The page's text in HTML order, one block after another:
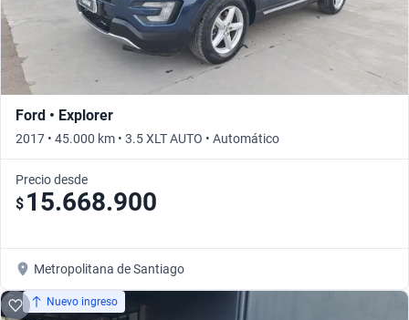
Ford • Explorer
2017 • 45.000 km • 3.5 XLT AUTO • Automático
Precio desde
$ 15.668.900
Metropolitana de Santiago
Nuevo ingreso